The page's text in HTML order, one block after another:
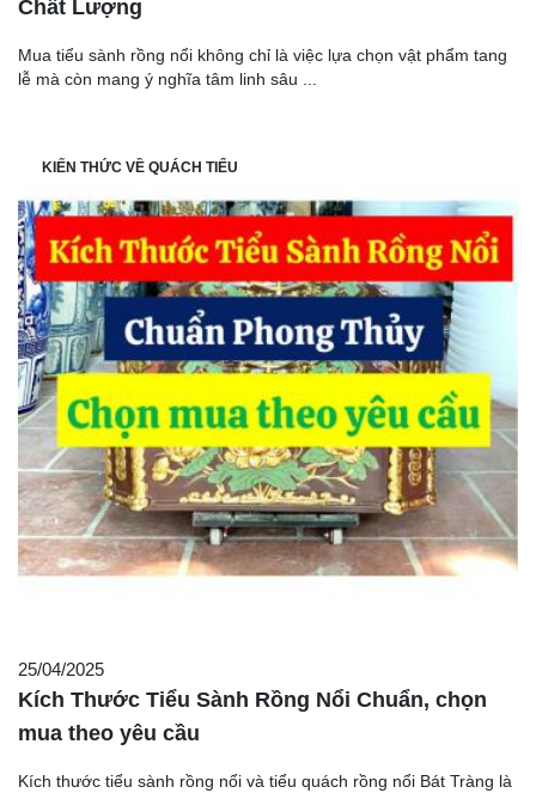
Chất Lượng
Mua tiểu sành rồng nổi không chỉ là việc lựa chọn vật phẩm tang
lễ mà còn mang ý nghĩa tâm linh sâu ...
KIẾN THỨC VỀ QUÁCH TIỂU
25/04/2025
Kích Thước Tiểu Sành Rồng Nổi Chuẩn, chọn
mua theo yêu cầu
Kích thước tiểu sành rồng nổi và tiểu quách rồng nổi Bát Tràng là